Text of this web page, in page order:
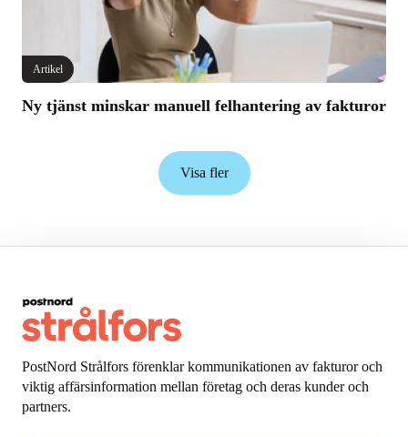
Artikel
Ny tjänst minskar manuell felhantering av fakturor
Visa fler
PostNord Strålfors förenklar kommunikationen av fakturor och
viktig affärsinformation mellan företag och deras kunder och
partners.